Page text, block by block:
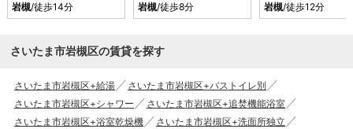
岩槻/徒歩14分
岩槻/徒歩8分
岩槻/徒歩12分
さいたま市岩槻区の賃貸を探す
さいたま市岩槻区+給湯
さいたま市岩槻区+バストイレ別
さいたま市岩槻区+シャワー
さいたま市岩槻区+追焚機能浴室
さいたま市岩槻区+浴室乾燥機
さいたま市岩槻区+洗面所独立